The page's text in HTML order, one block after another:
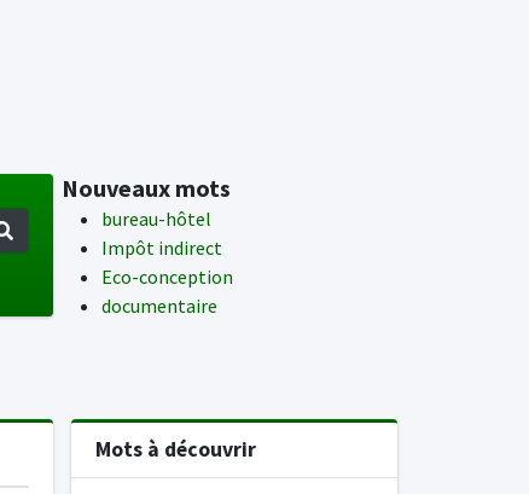
Nouveaux mots
bureau-hôtel
Impôt indirect
Eco-conception
documentaire
Mots à découvrir